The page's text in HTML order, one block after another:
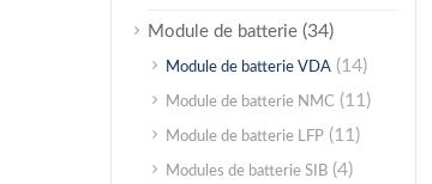
Module de batterie (34)
Module de batterie VDA (14)
Module de batterie NMC (11)
Module de batterie LFP (11)
Modules de batterie SIB (4)